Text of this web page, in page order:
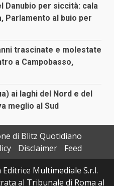
Danubio per siccità: cala
Parlamento al buio per
trascinate e molestate
a Campobasso,
ai laghi del Nord e del
meglio al Sud
di Blitz Quotidiano
Disclaimer
Feed
Multimediale S.r.l.
al Tribunale di Roma al